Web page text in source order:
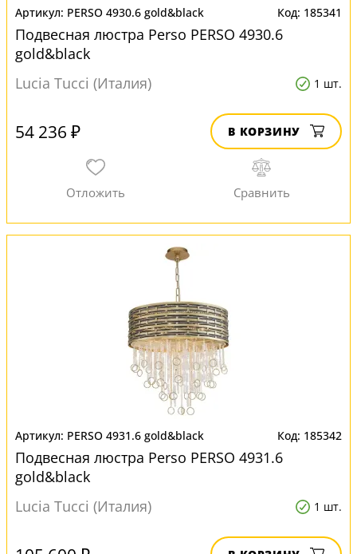
PERSO 4930.6 gold&black 185341
Подвесная люстра Perso PERSO 4930.6
gold&black
Lucia Tucci (Италия)
1 шт.
54 236 ₽ В КОРЗИНУ
PERSO 4931.6 gold&black 185342
Подвесная люстра Perso PERSO 4931.6
gold&black
Lucia Tucci (Италия)
1 шт.